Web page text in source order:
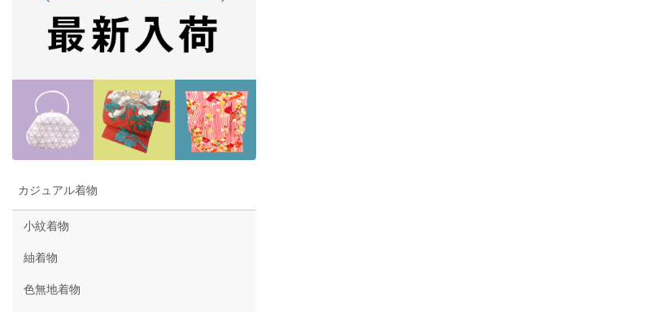
カジュアル着物
小紋着物
紬着物
色無地着物